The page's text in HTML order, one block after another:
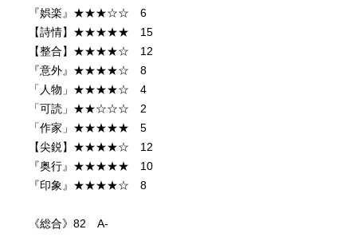
巻き込まれてしまいます。
そして私がクワンを糾弾するのです。
「あなたの愚昧と頑迷のせいで、あのふたりは死んだ」
「あなたが守りたいのはいったい、警察の看板なのか？そ
れとも市民の安全なのか？」
後のクワンに繋がる種は、こうしてまかれたのか…結構感
動して本を置こうと思ったら最後の最後に明かされた驚愕
の事実。
最後の一行まで楽しめました。
三作のどれもが良質の本格ミステリであり、そのどれにも
『娯楽』★★★☆☆ 6
【詩情】★★★★★ 15
【整合】★★★★☆ 12
『意外』★★★★☆ 8
「人物」★★★★☆ 4
「可読」★★☆☆☆ 2
「作家」★★★★★ 5
【尖鋭】★★★★☆ 12
『奥行』★★★★★ 10
『印象』★★★★☆ 8
《総合》82 A-